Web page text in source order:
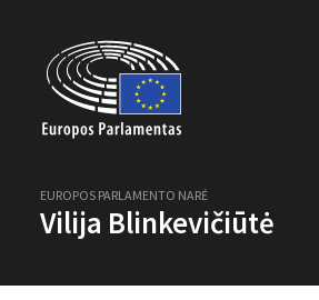
EUROPOS PARLAMENTO NARĖ
Vilija Blinkevičiūtė